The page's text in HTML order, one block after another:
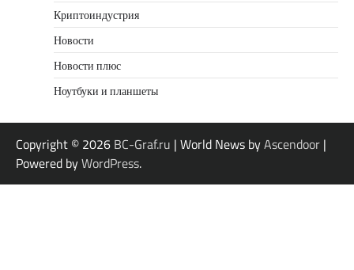
Криптоиндустрия
Новости
Новости плюс
Ноутбуки и планшеты
Copyright © 2026 BC-Graf.ru | World News byAscendoor |
Powered byWordPress.